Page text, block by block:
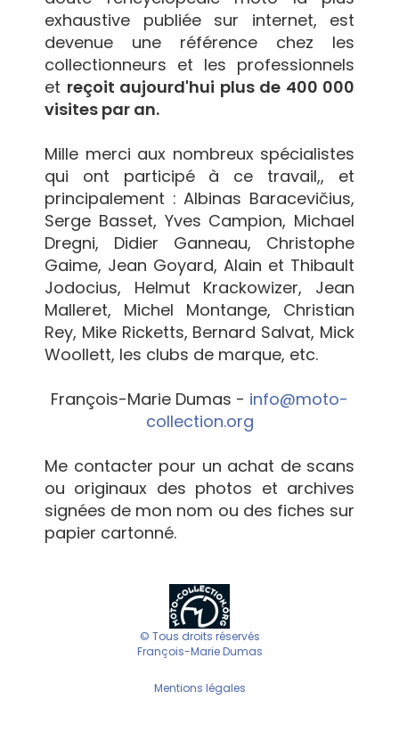
exhaustive publiée sur internet, est
devenue une référence chez les
collectionneurs et les professionnels
et reçoit aujourd'hui plus de 400 000
visites par an.
Mille merci aux nombreux spécialistes
qui ont participé à ce travail,, et
principalement : Albinas Baracevičius,
Serge Basset, Yves Campion, Michael
Dregni, Didier Ganneau, Christophe
Gaime, Jean Goyard, Alain et Thibault
Jodocius, Helmut Krackowizer, Jean
Malleret, Michel Montange, Christian
Rey, Mike Ricketts, Bernard Salvat, Mick
Woollett, les clubs de marque, etc.
François-Marie Dumas - info@moto-
collection.org
Me contacter pour un achat de scans
ou originaux des photos et archives
signées de mon nom ou des fiches sur
papier cartonné.
© Tous droits réservés
François-Marie Dumas
Mentions légales